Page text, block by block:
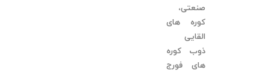
صنعتی،
کوره های
القایی
ذوب کوره
های فورج